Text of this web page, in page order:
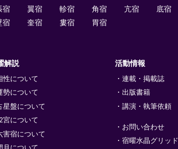
宿 翼宿 軫宿 角宿 亢宿 底宿
宿 奎宿 婁宿 胃宿
解説
性について
勢について
星盤について
宮について
害宿について
活動情報
連載・掲載誌
出版書籍
講演・執筆依頼
お問い合わせ
宿曜水晶グリッド